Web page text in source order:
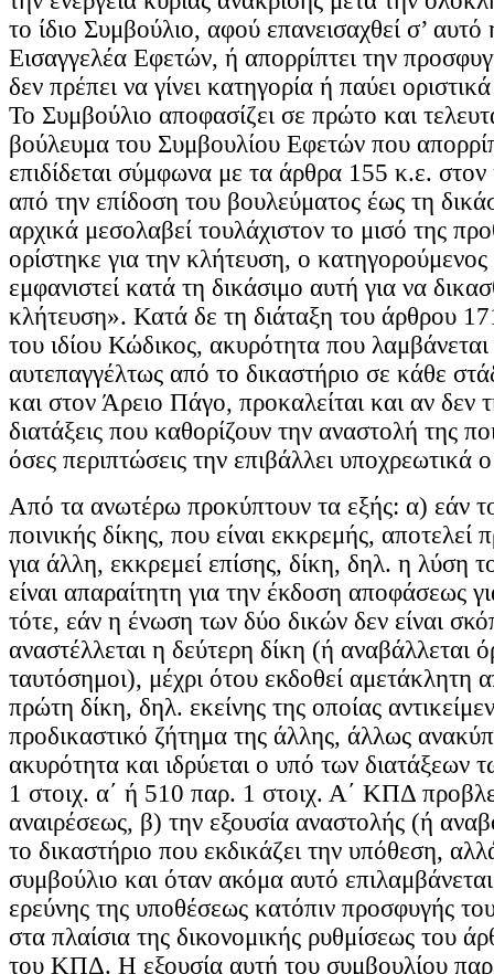
το ίδιο Συμβούλιο, αφού επανεισαχθεί σ’
Εισαγγελέα Εφετών, ή απορρίπτει την
δεν πρέπει να γίνει κατηγορία ή παύει
Το Συμβούλιο αποφασίζει σε πρώτο και
βούλευμα του Συμβουλίου Εφετών που
επιδίδεται σύμφωνα με τα άρθρα 155 κ.ε.
από την επίδοση του βουλεύματος έως τη
αρχικά μεσολαβεί τουλάχιστον το μισό της
ορίστηκε για την κλήτευση, ο
εμφανιστεί κατά τη δικάσιμο αυτή για να
κλήτευση». Κατά δε τη διάταξη του άρθρου
του ιδίου Κώδικος, ακυρότητα που
αυτεπαγγέλτως από το δικαστήριο σε κάθε
και στον Άρειο Πάγο, προκαλείται και αν δεν
διατάξεις που καθορίζουν την αναστολή της
όσες περιπτώσεις την επιβάλλει υποχρεωτικά
Από τα ανωτέρω προκύπτουν τα εξής: α) εάν το
ποινικής δίκης, που είναι εκκρεμής, αποτελεί
για άλλη, εκκρεμεί επίσης, δίκη, δηλ. η λύση
είναι απαραίτητη για την έκδοση αποφάσεως
τότε, εάν η ένωση των δύο δικών δεν είναι
αναστέλλεται η δεύτερη δίκη (ή αναβάλλεται
ταυτόσημοι), μέχρι ότου εκδοθεί αμετάκλητη
πρώτη δίκη, δηλ. εκείνης της οποίας
προδικαστικό ζήτημα της άλλης, άλλως
ακυρότητα και ιδρύεται ο υπό των διατάξεων
1 στοιχ. α΄ ή 510 παρ. 1 στοιχ. Α΄ ΚΠΔ
αναιρέσεως, β) την εξουσία αναστολής (ή
το δικαστήριο που εκδικάζει την υπόθεση,
συμβούλιο και όταν ακόμα αυτό επιλαμβάνεται
ερεύνης της υποθέσεως κατόπιν προσφυγής
στα πλαίσια της δικονομικής ρυθμίσεως του
του ΚΠΔ. Η εξουσία αυτή του συμβουλίου